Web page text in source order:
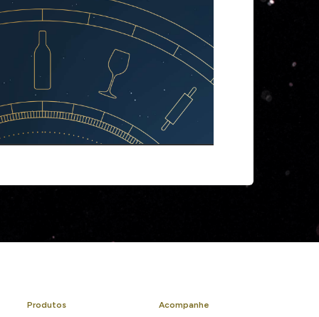
Produtos Acompanhe